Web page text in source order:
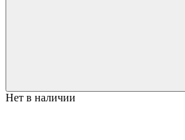
Нет в наличии